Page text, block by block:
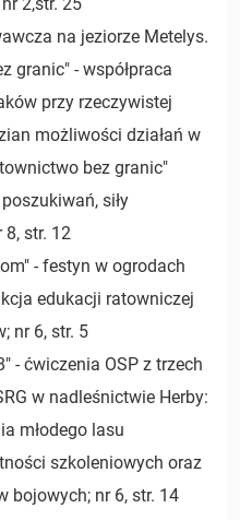
na jeziorze Metelys.
granic" - współpraca
przy rzeczywistej
możliwości działań w
bez granic"
siły
str. 12
- festyn w ogrodach
edukacji ratowniczej
nr 6, str. 5
- ćwiczenia OSP z trzech
w nadleśnictwie Herby:
młodego lasu
szkoleniowych oraz
bojowych; nr 6, str. 14